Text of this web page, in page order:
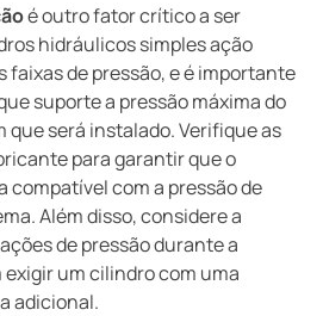
é outro fator crítico a ser
hidráulicos simples ação
faixas de pressão, e é importante
suporte a pressão máxima do
que será instalado. Verifique as
para garantir que o
compatível com a pressão de
Além disso, considere a
de pressão durante a
um cilindro com uma
adicional.